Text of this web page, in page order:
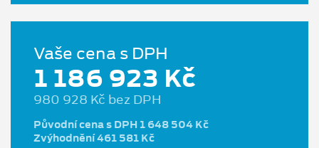
Vaše cena s DPH
1 186 923 Kč
980 928 Kč bez DPH
Původní cena s DPH 1 648 504 Kč
Zvýhodnění 461 581 Kč